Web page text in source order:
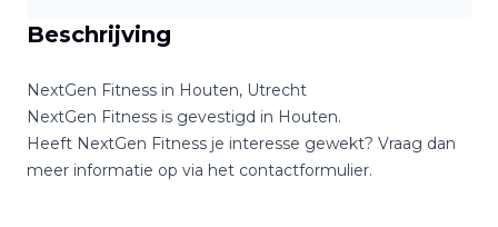
Beschrijving
NextGen Fitness in Houten, Utrecht
NextGen Fitness is gevestigd in Houten.
Heeft NextGen Fitness je interesse gewekt? Vraag dan
meer informatie op via het contactformulier.